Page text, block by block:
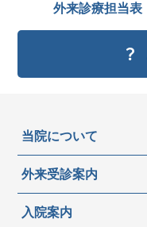
外来診療担当表
当院について
外来受診案内
入院案内